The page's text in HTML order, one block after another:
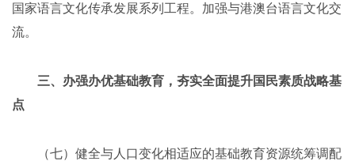
国家语言文化传承发展系列工程。加强与港澳台语言文化交
流。
三、办强办优基础教育，夯实全面提升国民素质战略基
点
（七）健全与人口变化相适应的基础教育资源统筹调配